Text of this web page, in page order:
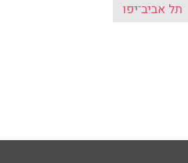
תל אביב־יפו